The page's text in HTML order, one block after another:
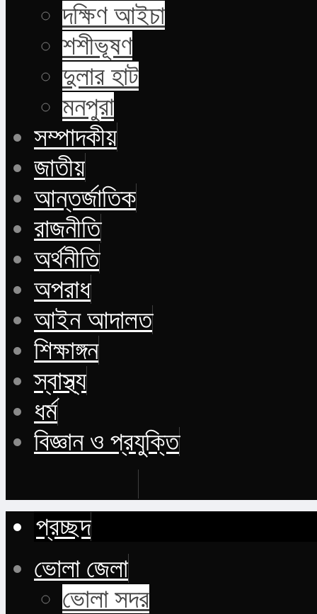
দক্ষিণ আইচা
শশীভূষণ
দুলার হাট
মনপুরা
সম্পাদকীয়
জাতীয়
আন্তর্জাতিক
রাজনীতি
অর্থনীতি
অপরাধ
আইন আদালত
শিক্ষাঙ্গন
স্বাস্থ্য
ধর্ম
বিজ্ঞান ও প্রযুক্তি
প্রচ্ছদ
ভোলা জেলা
ভোলা সদর